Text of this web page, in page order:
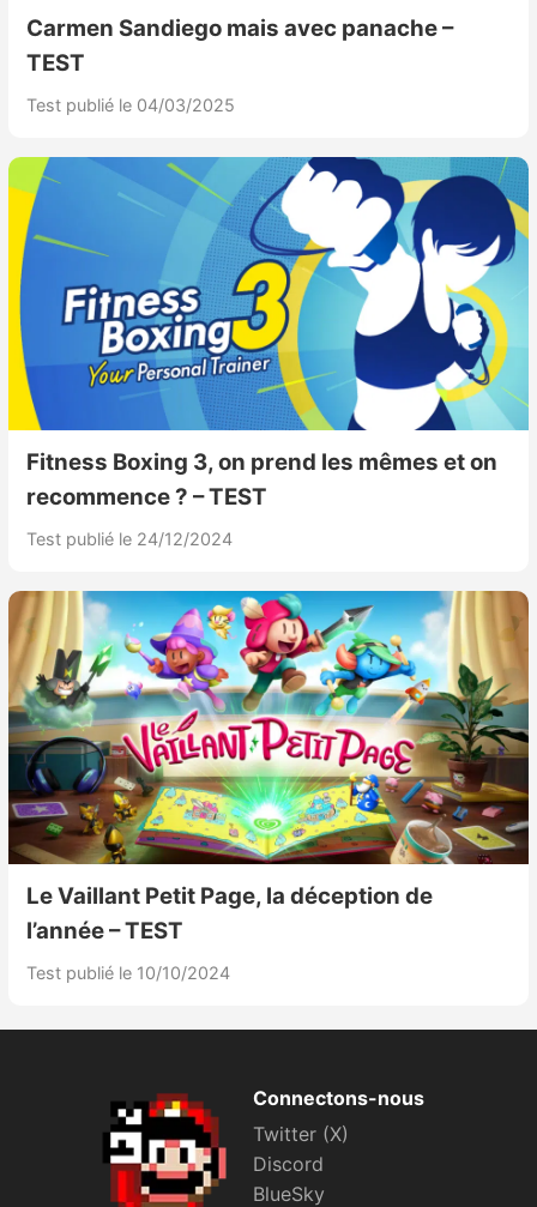
Carmen Sandiego mais avec panache –
TEST
Test publié le 04/03/2025
Fitness Boxing 3, on prend les mêmes et on
recommence ? – TEST
Test publié le 24/12/2024
Le Vaillant Petit Page, la déception de
l’année – TEST
Test publié le 10/10/2024
Connectons-nous
Twitter (X)
Discord
BlueSky